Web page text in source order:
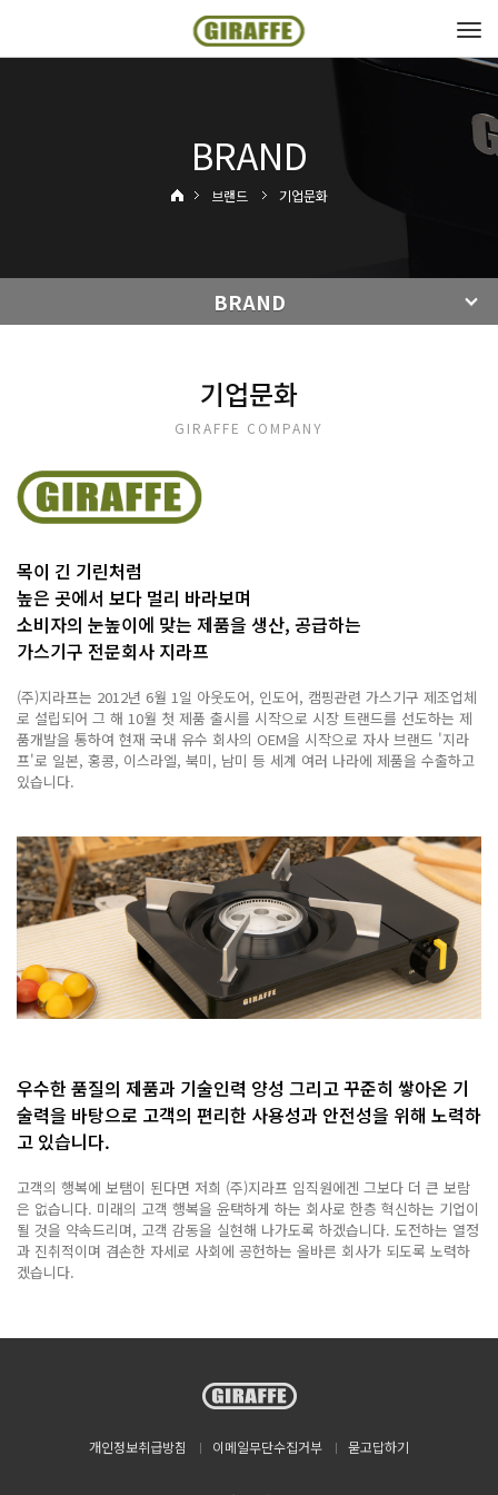
BRAND
브랜드 기업문화
BRAND
기업문화
GIRAFFE COMPANY
목이 긴 기린처럼
높은 곳에서 보다 멀리 바라보며
소비자의 눈높이에 맞는 제품을 생산, 공급하는
가스기구 전문회사 지라프
(주)지라프는 2012년 6월 1일 아웃도어, 인도어, 캠핑관련 가스기구 제조업체
로 설립되어 그 해 10월 첫 제품 출시를 시작으로 시장 트랜드를 선도하는 제
품개발을 통하여 현재 국내 유수 회사의 OEM을 시작으로 자사 브랜드 '지라
프'로 일본, 홍콩, 이스라엘, 북미, 남미 등 세계 여러 나라에 제품을 수출하고
있습니다.
우수한 품질의 제품과 기술인력 양성 그리고 꾸준히 쌓아온 기
술력을 바탕으로 고객의 편리한 사용성과 안전성을 위해 노력하
고 있습니다.
고객의 행복에 보탬이 된다면 저희 (주)지라프 임직원에겐 그보다 더 큰 보람
은 없습니다. 미래의 고객 행복을 윤택하게 하는 회사로 한층 혁신하는 기업이
될 것을 약속드리며, 고객 감동을 실현해 나가도록 하겠습니다. 도전하는 열정
과 진취적이며 겸손한 자세로 사회에 공헌하는 올바른 회사가 되도록 노력하
겠습니다.
개인정보취급방침 이메일무단수집거부 묻고답하기